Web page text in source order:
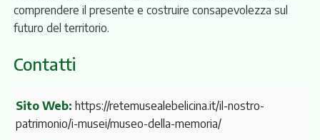
comprendere il presente e costruire consapevolezza sul
futuro del territorio.
Contatti
Sito Web: https://retemusealebelicina.it/il-nostro-
patrimonio/i-musei/museo-della-memoria/